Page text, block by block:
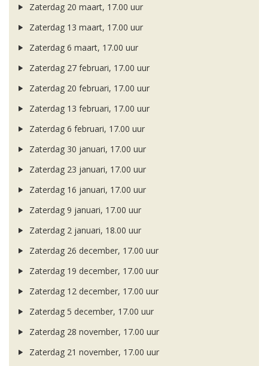
Zaterdag 20 maart, 17.00 uur
Zaterdag 13 maart, 17.00 uur
Zaterdag 6 maart, 17.00 uur
Zaterdag 27 februari, 17.00 uur
Zaterdag 20 februari, 17.00 uur
Zaterdag 13 februari, 17.00 uur
Zaterdag 6 februari, 17.00 uur
Zaterdag 30 januari, 17.00 uur
Zaterdag 23 januari, 17.00 uur
Zaterdag 16 januari, 17.00 uur
Zaterdag 9 januari, 17.00 uur
Zaterdag 2 januari, 18.00 uur
Zaterdag 26 december, 17.00 uur
Zaterdag 19 december, 17.00 uur
Zaterdag 12 december, 17.00 uur
Zaterdag 5 december, 17.00 uur
Zaterdag 28 november, 17.00 uur
Zaterdag 21 november, 17.00 uur